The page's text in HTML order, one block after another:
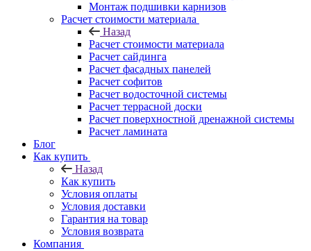
Монтаж подшивки карнизов
Расчет стоимости материала
Назад
Расчет стоимости материала
Расчет сайдинга
Расчет фасадных панелей
Расчет софитов
Расчет водосточной системы
Расчет террасной доски
Расчет поверхностной дренажной системы
Расчет ламината
Блог
Как купить
Назад
Как купить
Условия оплаты
Условия доставки
Гарантия на товар
Условия возврата
Компания